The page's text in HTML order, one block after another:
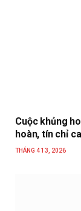
Cuộc khủng
hoàn, tín chỉ
THÁNG 4 13, 2026